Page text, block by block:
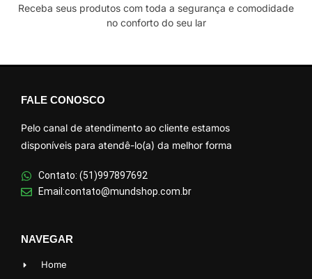
Receba seus produtos com toda a segurança e comodidade
no conforto do seu lar
FALE CONOSCO
Pelo canal de atendimento ao cliente estamos
disponíveis para atendê-lo(a) da melhor forma
Contato: (51)997897692
Email:contato@mundshop.com.br
NAVEGAR
Home